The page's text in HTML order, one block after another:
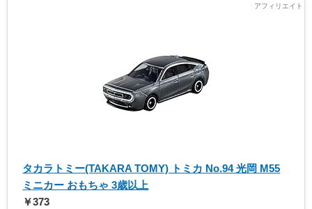
タカラトミー(TAKARA TOMY) トミカ No.94 光岡 M55
ミニカー おもちゃ 3歳以上
￥373